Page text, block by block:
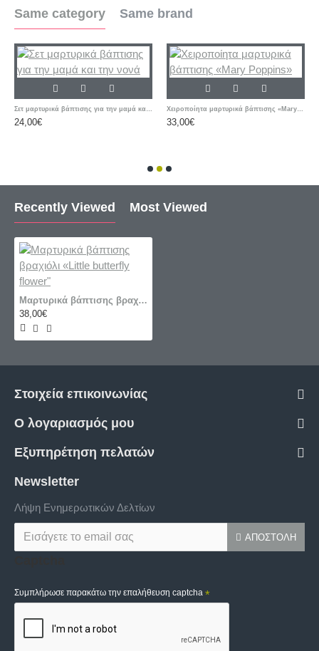
Same category Same brand
Σετ μαρτυρικά βάπτισης για την μαμά και την νονά
24,00€
Χειροποίητα μαρτυρικά βάπτισης «Mary Poppins»
33,00€
Recently Viewed Most Viewed
Μαρτυρικά βάπτισης βραχιόλι «Little butterfly flower"
38,00€
Στοιχεία επικοινωνίας
Ο λογαριασμός μου
Εξυπηρέτηση πελατών
Newsletter
Λήψη Ενημερωτικών Δελτίων
ΑΠΟΣΤΟΛΉ
Συμπλήρωσε παρακάτω την επαλήθευση captcha